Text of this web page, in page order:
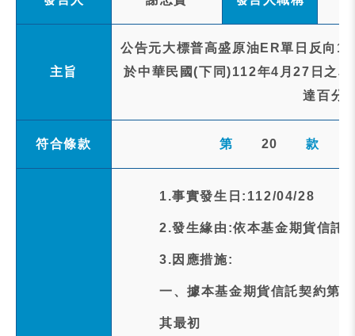
主旨
公告元大標普高盛原油ER單日反向1
於中華民國(下同)112年4月27日之
達百分
符合條款 第 20 款
1.事實發生日:112/04/28
2.發生緣由:依本基金期貨信託
3.因應措施:
一、據本基金期貨信託契約第
其最初